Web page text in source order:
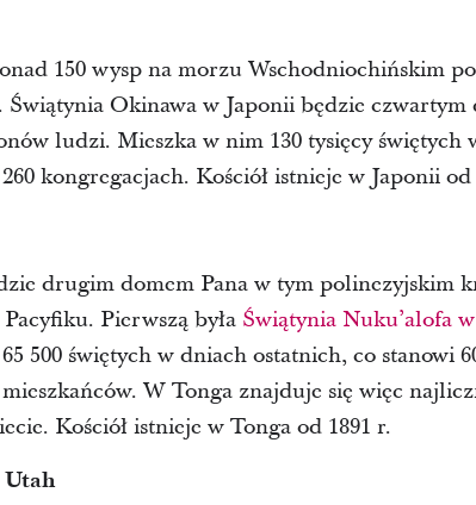
150 wysp na morzu Wschodniochińskim
Okinawa w Japonii będzie czwartym
ludzi. Mieszka w nim 130 tysięcy świętych
kongregacjach. Kościół istnieje w Japonii od
drugim domem Pana w tym polinezyjskim
Pierwszą była Świątynia Nuku’alofa
500 świętych w dniach ostatnich, co stanowi
W Tonga znajduje się więc
Kościół istnieje w Tonga od 1891 r.
Utah